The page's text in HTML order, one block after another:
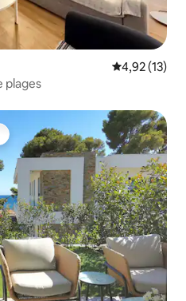
Évaluation
4,92 (13)
plages
plus appréciés